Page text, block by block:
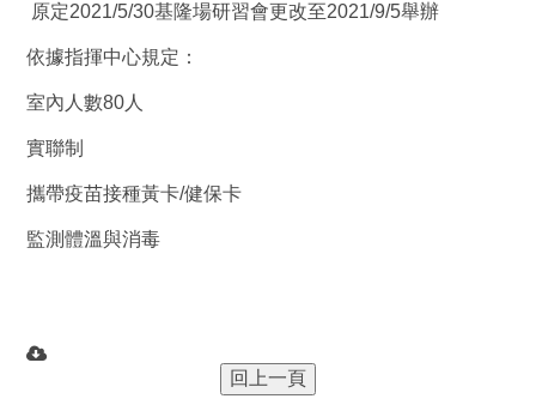
原定2021/5/30基隆場研習會更改至2021/9/5舉辦
依據指揮中心規定：
室內人數80人
實聯制
攜帶疫苗接種黃卡/健保卡
監測體溫與消毒